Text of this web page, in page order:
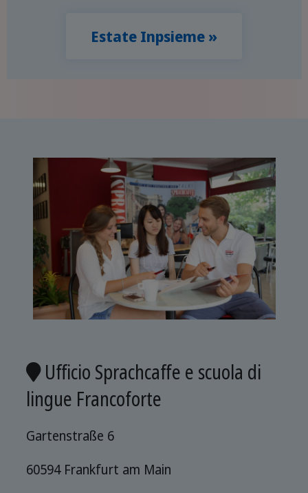
Estate Inpsieme »
Ufficio Sprachcaffe e scuola di
lingue Francoforte
Gartenstraße 6
60594 Frankfurt am Main